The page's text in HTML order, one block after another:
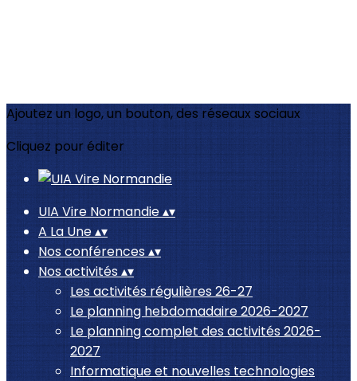
Ajoutez un logo, un bouton, des réseaux sociaux
Cliquez pour éditer
UIA Vire Normandie▴▾
A La Une▴▾
Nos conférences▴▾
Nos activités▴▾
Les activités régulières 26-27
Le planning hebdomadaire 2026-2027
Le planning complet des activités 2026-
2027
Informatique et nouvelles technologies